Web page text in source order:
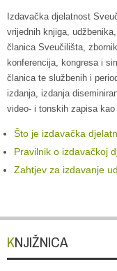
Izdavačka djelatnost
vrijednih knjiga,
članica Sveučilišta,
konferencija, kongresa i
članica te službenih i
izdanja, izdanja
video- i tonskih zapisa kao
Što je izdavačka
Pravilnik o izdavačkoj
Zahtjev za izdavanje
KNJIŽNICA